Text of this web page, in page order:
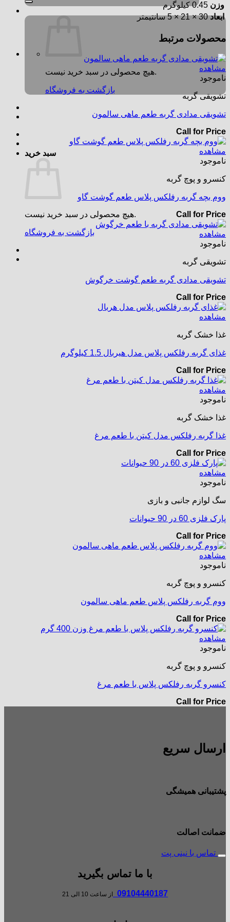
هیچ محصولی در سبد خرید نیست.
بازگشت به فروشگاه
سبد خرید
هیچ محصولی در سبد خرید نیست.
بازگشت به فروشگاه
وزن 0.45 کیلوگرم
ابعاد 30 × 21 × 5 سانتیمتر
محصولات مرتبط
مشاهده
ناموجود
تشویقی گربه
تشویقی مدادی گربه طعم ماهی سالمون
Call for Price
مشاهده
ناموجود
کنسرو و پوچ گربه
ووم بچه گربه رفلکس پلاس طعم گوشت گاو
Call for Price
مشاهده
ناموجود
تشویقی گربه
تشویقی مدادی گربه طعم گوشت خرگوش
Call for Price
مشاهده
غذا خشک گربه
غذای گربه رفلکس پلاس مدل هیربال 1.5 کیلوگرم
Call for Price
مشاهده
ناموجود
غذا خشک گربه
غذا گربه رفلکس مدل کیتن با طعم مرغ
Call for Price
مشاهده
ناموجود
سگ لوازم جانبی و بازی
پارک فلزی 60 در 90 حیوانات
Call for Price
مشاهده
ناموجود
کنسرو و پوچ گربه
ووم گربه رفلکس پلاس طعم ماهی سالمون
Call for Price
مشاهده
ناموجود
کنسرو و پوچ گربه
کنسرو گربه رفلکس پلاس با طعم مرغ
Call for Price
ارسال سریع
پشتیبانی همیشگی
ضمانت اصالت
تماس با نینی پت
با ما تماس بگیرید
09104440187 از ساعت 10 الی 21